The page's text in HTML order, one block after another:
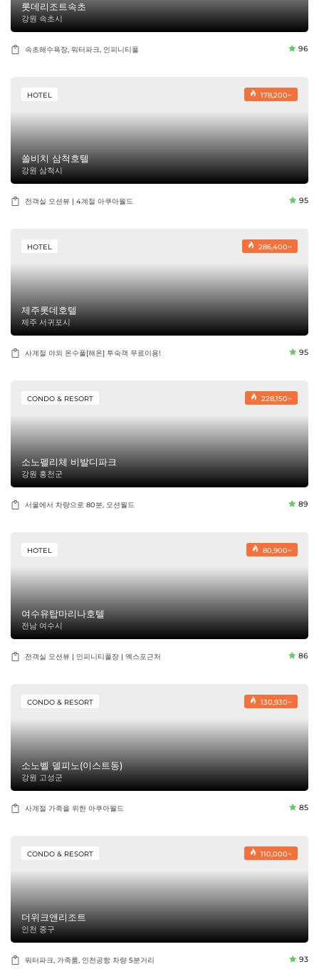
롯데리조트속초
강원 속초시
속초해수욕장, 워터파크, 인피니티풀 96
178,200~
HOTEL
쏠비치 삼척호텔
강원 삼척시
전객실 오션뷰 | 4계절 아쿠아월드 95
286,400~
HOTEL
제주롯데호텔
제주 서귀포시
사계절 야외 온수풀[해온] 투숙객 무료이용! 95
228,150~
CONDO & RESORT
소노펠리체 비발디파크
강원 홍천군
서울에서 차량으로 80분, 오션월드 89
80,900~
HOTEL
여수유탑마리나호텔
전남 여수시
전객실 오션뷰 | 인피니티풀장 | 엑스포근처 86
130,930~
CONDO & RESORT
소노벨 델피노(이스트동)
강원 고성군
사계절 가족을 위한 아쿠아월드 85
110,000~
CONDO & RESORT
더위크앤리조트
인천 중구
워터파크, 가족룸, 인천공항 차량 5분거리 93